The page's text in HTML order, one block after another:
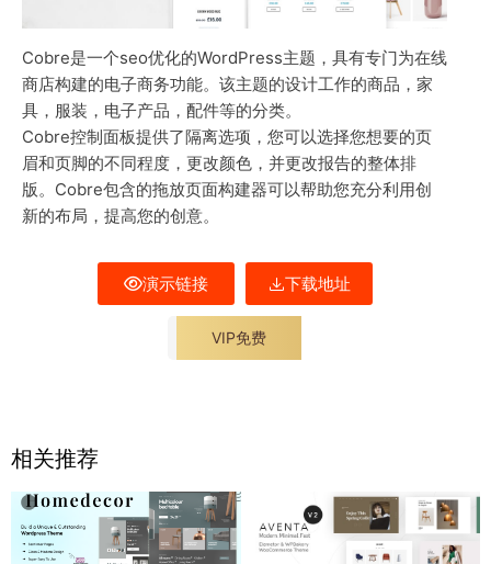
Cobre是一个seo优化的WordPress主题，具有专门为在线
商店构建的电子商务功能。该主题的设计工作的商品，家
具，服装，电子产品，配件等的分类。
Cobre控制面板提供了隔离选项，您可以选择您想要的页
眉和页脚的不同程度，更改颜色，并更改报告的整体排
版。Cobre包含的拖放页面构建器可以帮助您充分利用创
新的布局，提高您的创意。
演示链接 下载地址
VIP免费
相关推荐